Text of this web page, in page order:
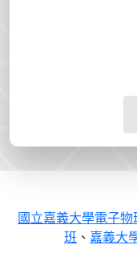
國立嘉義大學電子物
班 、 嘉義大